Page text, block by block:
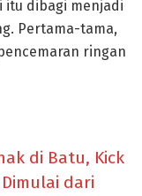
itu dibagi menjadi
Pertama-tama,
ringan
di Batu, Kick
dari